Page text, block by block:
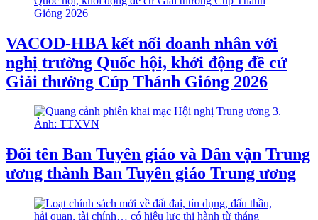
VACOD-HBA kết nối doanh nhân với
nghị trường Quốc hội, khởi động đề cử
Giải thưởng Cúp Thánh Gióng 2026
Đổi tên Ban Tuyên giáo và Dân vận Trung
ương thành Ban Tuyên giáo Trung ương